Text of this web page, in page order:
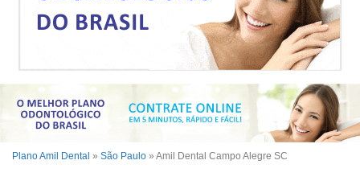
Plano Amil Dental » São Paulo » Amil Dental Campo Alegre SC